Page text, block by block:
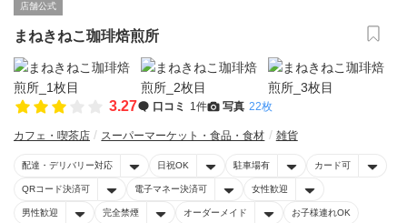
店舗公式
まねきねこ珈琲焙煎所
3.27 口コミ 1件 写真 22枚
カフェ・喫茶店 スーパーマーケット・食品・食材 雑貨
配達・デリバリー対応 日祝OK 駐車場有 カード可
QRコード決済可 電子マネー決済可 女性歓迎
男性歓迎 完全禁煙 オーダーメイド お子様連れOK